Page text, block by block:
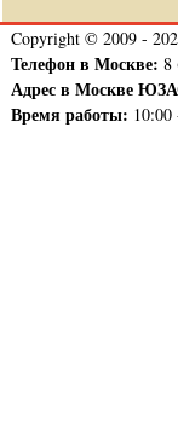
Copyright © 2009 -
Телефон в Москве: 8
Адрес в Москве
Время работы: